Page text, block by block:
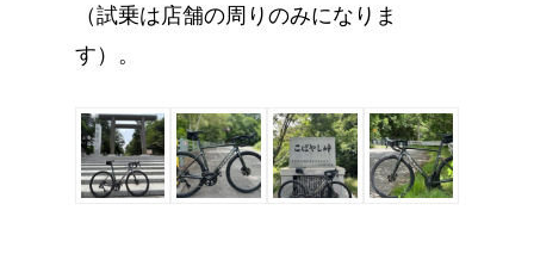
（試乗は店舗の周りのみになりま
す）。